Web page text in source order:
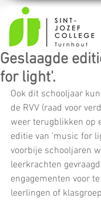
Geslaagde
for light'.
Ook dit schooljaar
de RVV (raad voor
weer terugblikken op
editie van 'music for
voorbije schooljaren
leerkrachten
engagementen voor
leerlingen of